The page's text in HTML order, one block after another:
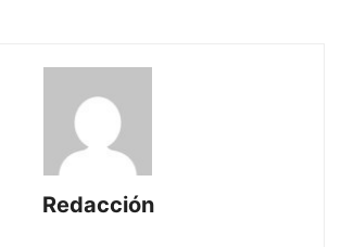
Redacción